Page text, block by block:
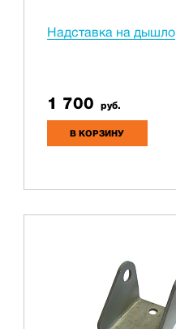
Надставка на дышло
1 700 руб.
В КОРЗИНУ